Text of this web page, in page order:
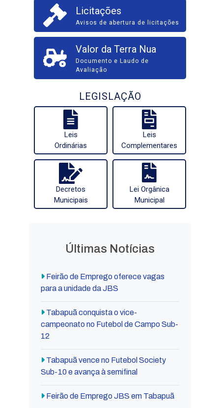
Licitações
Avisos de abertura de licitações
Valor da Terra Nua
Documento e Laudo de
Avaliação
LEGISLAÇÃO
Leis
Ordinárias
Leis
Complementares
Decretos
Municipais
Lei Orgânica
Municipal
Últimas Notícias
Feirão de Emprego oferece vagas
para a unidade da JBS
Tabapuã conquista o vice-
campeonato no Futebol de Campo Sub-
12
Tabapuã vence no Futebol Society
Sub-10 e avança à semifinal
Feirão de Emprego JBS em Tabapuã